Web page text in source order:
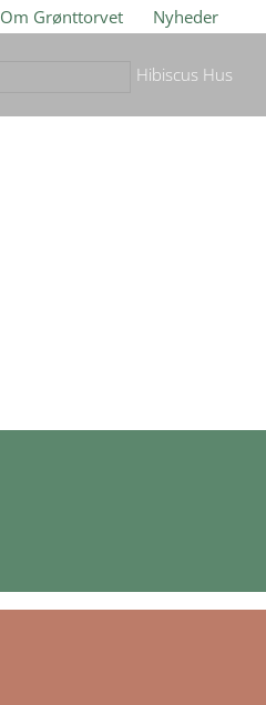
Om Grønttorvet Nyheder
Hibiscus Hus